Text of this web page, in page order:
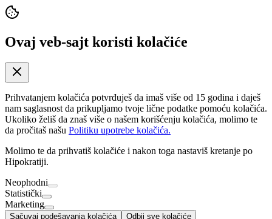
Ovaj veb-sajt koristi kolačiće
Prihvatanjem kolačića potvrđuješ da imaš više od 15 godina i daješ
nam saglasnost da prikupljamo tvoje lične podatke pomoću kolačića.
Ukoliko želiš da znaš više o našem korišćenju kolačića, molimo te
da pročitaš našu Politiku upotrebe kolačića.
Molimo te da prihvatiš kolačiće i nakon toga nastaviš kretanje po
Hipokratiji.
Neophodni
Statistički
Marketing
Sačuvaj podešavanja kolačića Odbij sve kolačiće